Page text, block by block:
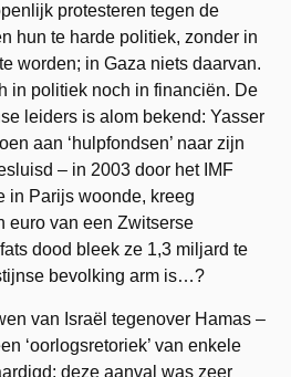
protesteren tegen de
hun te harde politiek, zonder in
worden; in Gaza niets daarvan.
in politiek noch in financiën. De
leiders is alom bekend: Yasser
aan ‘hulpfondsen’ naar zijn
– in 2003 door het IMF
in Parijs woonde, kreeg
euro van een Zwitserse
dood bleek ze 1,3 miljard te
bevolking arm is…?
van Israël tegenover Hamas –
‘oorlogsretoriek’ van enkele
deze aanval was zeer